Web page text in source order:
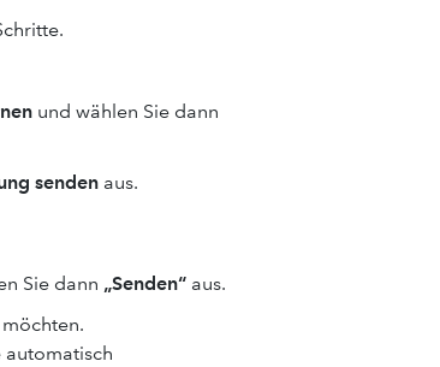
und wählen Sie dann
senden aus.
Sie dann „Senden“ aus.
automatisch